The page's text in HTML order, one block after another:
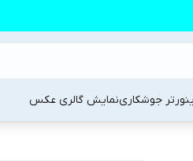
جوشکارینمایش گالری عکس